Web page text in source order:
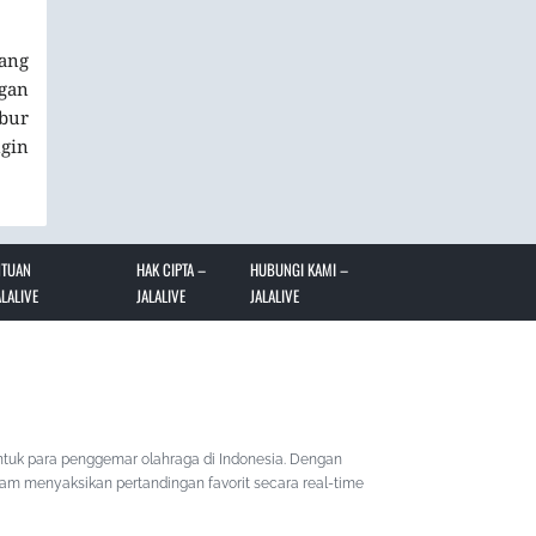
HAK CIPTA –
JALALIVE
HUBUNGI KAMI –
JALALIVE
para penggemar olahraga di Indonesia. Dengan
menyaksikan pertandingan favorit secara real-time